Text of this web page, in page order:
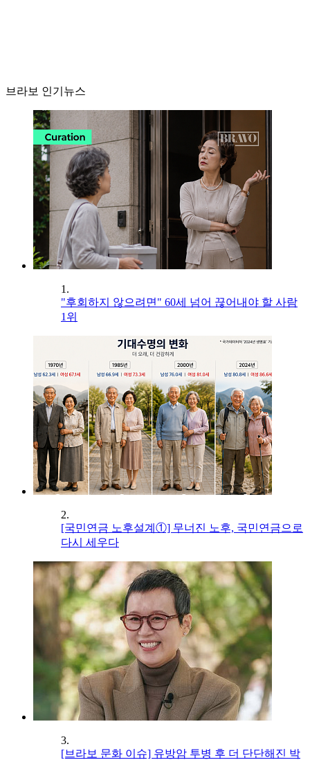
브라보 인기뉴스
1.
"후회하지 않으려면" 60세 넘어 끊어내야 할 사람
1위
2.
[국민연금 노후설계①] 무너진 노후, 국민연금으로
다시 세우다
3.
[브라보 문화 이슈] 유방암 투병 후 더 단단해진 박